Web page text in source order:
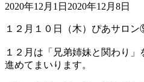
2020年12月1日 2020年12月8日
１２月１０日（木）ぴあサロン
１２月は「兄弟姉妹と関わり」
進めてまいります。